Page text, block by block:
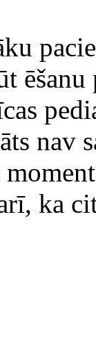
nav
ka